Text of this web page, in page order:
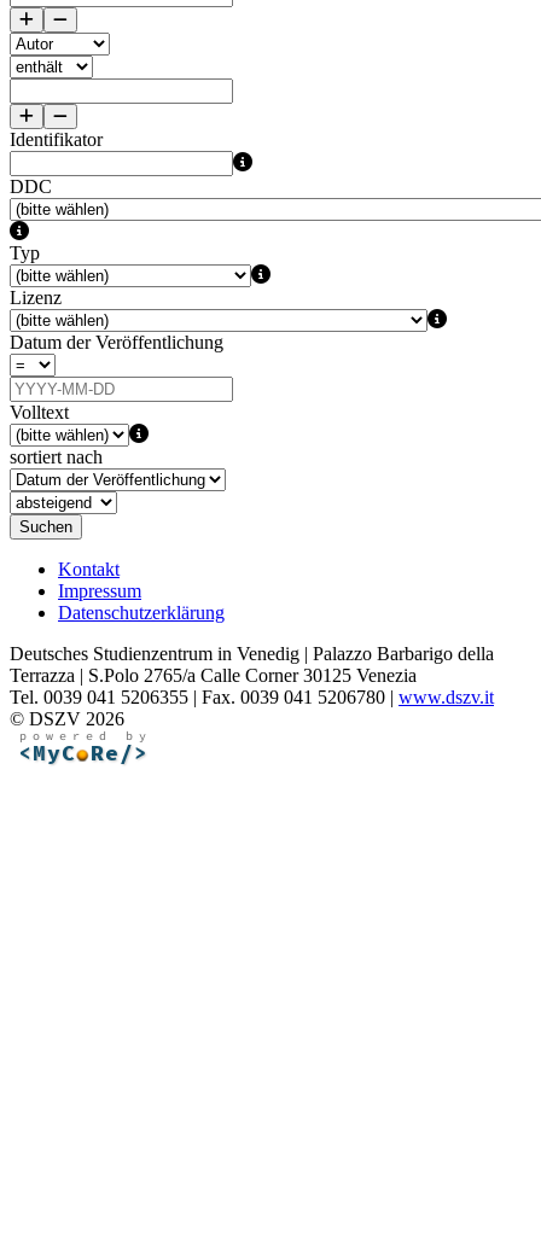
Identifikator
DDC
Typ
Lizenz
Datum der Veröffentlichung
Volltext
sortiert nach
Suchen
Kontakt
Impressum
Datenschutzerklärung
Deutsches Studienzentrum in Venedig | Palazzo Barbarigo della
Terrazza | S.Polo 2765/a Calle Corner 30125 Venezia
Tel. 0039 041 5206355 | Fax. 0039 041 5206780 | www.dszv.it
© DSZV 2026